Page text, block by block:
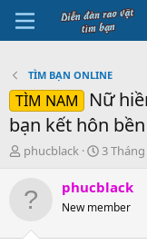
TÌM BẠN ONLINE
TÌM NAM
Nữ
bạn kết hôn
B
đ
u
phucblack
N
à
b
3
phucblack
New member